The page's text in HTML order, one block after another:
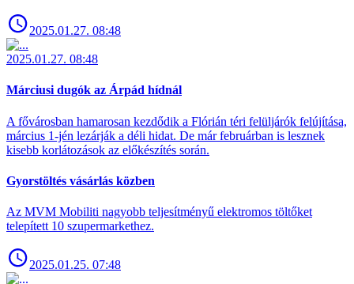
2025.01.27. 08:48
2025.01.27. 08:48
Márciusi dugók az Árpád hídnál
A fővárosban hamarosan kezdődik a Flórián téri felüljárók felújítása,
március 1-jén lezárják a déli hidat. De már februárban is lesznek
kisebb korlátozások az előkészítés során.
Gyorstöltés vásárlás közben
Az MVM Mobiliti nagyobb teljesítményű elektromos töltőket
telepített 10 szupermarkethez.
2025.01.25. 07:48